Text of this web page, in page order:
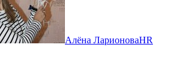
Алёна ЛарионоваHR